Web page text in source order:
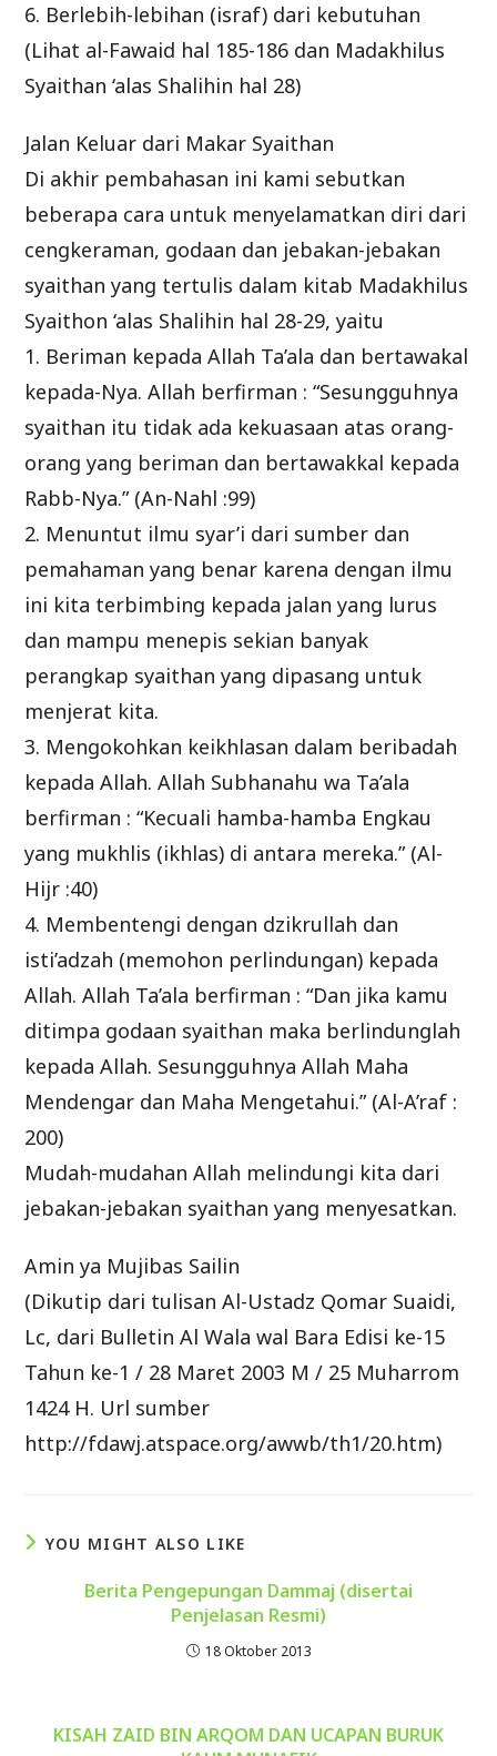
6. Berlebih-lebihan (israf) dari kebutuhan
(Lihat al-Fawaid hal 185-186 dan Madakhilus
Syaithan ‘alas Shalihin hal 28)
Jalan Keluar dari Makar Syaithan
Di akhir pembahasan ini kami sebutkan
beberapa cara untuk menyelamatkan diri dari
cengkeraman, godaan dan jebakan-jebakan
syaithan yang tertulis dalam kitab Madakhilus
Syaithon ‘alas Shalihin hal 28-29, yaitu
1. Beriman kepada Allah Ta’ala dan bertawakal
kepada-Nya. Allah berfirman : “Sesungguhnya
syaithan itu tidak ada kekuasaan atas orang-
orang yang beriman dan bertawakkal kepada
Rabb-Nya.” (An-Nahl :99)
2. Menuntut ilmu syar’i dari sumber dan
pemahaman yang benar karena dengan ilmu
ini kita terbimbing kepada jalan yang lurus
dan mampu menepis sekian banyak
perangkap syaithan yang dipasang untuk
menjerat kita.
3. Mengokohkan keikhlasan dalam beribadah
kepada Allah. Allah Subhanahu wa Ta’ala
berfirman : “Kecuali hamba-hamba Engkau
yang mukhlis (ikhlas) di antara mereka.” (Al-
Hijr :40)
4. Membentengi dengan dzikrullah dan
isti’adzah (memohon perlindungan) kepada
Allah. Allah Ta’ala berfirman : “Dan jika kamu
ditimpa godaan syaithan maka berlindunglah
kepada Allah. Sesungguhnya Allah Maha
Mendengar dan Maha Mengetahui.” (Al-A’raf :
200)
Mudah-mudahan Allah melindungi kita dari
jebakan-jebakan syaithan yang menyesatkan.
Amin ya Mujibas Sailin
(Dikutip dari tulisan Al-Ustadz Qomar Suaidi,
Lc, dari Bulletin Al Wala wal Bara Edisi ke-15
Tahun ke-1 / 28 Maret 2003 M / 25 Muharrom
1424 H. Url sumber
http://fdawj.atspace.org/awwb/th1/20.htm)
YOU MIGHT ALSO LIKE
Berita Pengepungan Dammaj (disertai
Penjelasan Resmi)
18 Oktober 2013
KISAH ZAID BIN ARQOM DAN UCAPAN BURUK